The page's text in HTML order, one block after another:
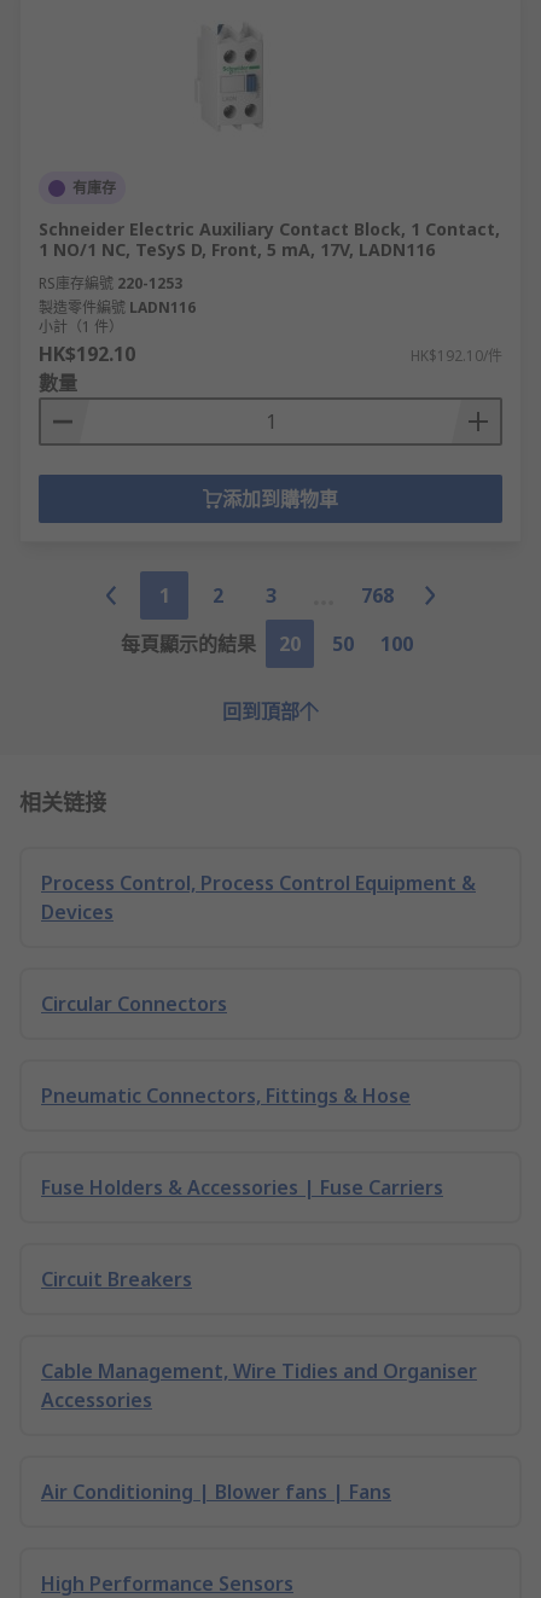
有庫存
Schneider Electric Auxiliary Contact Block, 1 Contact,
1 NO/1 NC, TeSyS D, Front, 5 mA, 17V, LADN116
RS庫存編號 220-1253
製造零件編號 LADN116
小計（1 件）
HK$192.10 HK$192.10/件
數量
添加到購物車
1 2 3
768
每頁顯示的結果
20 50 100
回到頂部
相关链接
Process Control, Process Control Equipment &
Devices
Circular Connectors
Pneumatic Connectors, Fittings & Hose
Fuse Holders & Accessories | Fuse Carriers
Circuit Breakers
Cable Management, Wire Tidies and Organiser
Accessories
Air Conditioning | Blower fans | Fans
High Performance Sensors